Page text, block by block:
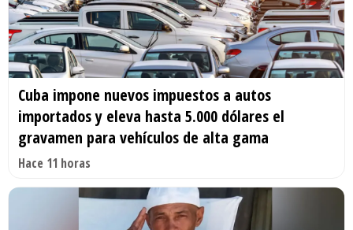
Cuba impone nuevos impuestos a autos
importados y eleva hasta 5.000 dólares el
gravamen para vehículos de alta gama
Hace 11 horas